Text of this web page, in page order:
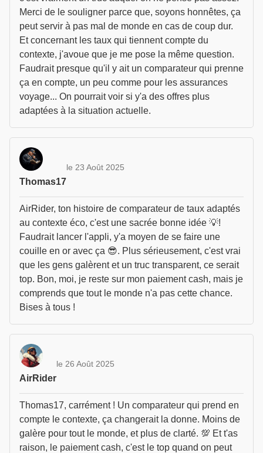
Merci de le souligner parce que, soyons honnêtes, ça
peut servir à pas mal de monde en cas de coup dur.
Et concernant les taux qui tiennent compte du
contexte, j'avoue que je me pose la même question.
Faudrait presque qu'il y ait un comparateur qui prenne
ça en compte, un peu comme pour les assurances
voyage... On pourrait voir si y'a des offres plus
adaptées à la situation actuelle.
Thomas17
le 23 Août 2025
AirRider, ton histoire de comparateur de taux adaptés
au contexte éco, c'est une sacrée bonne idée 💡!
Faudrait lancer l'appli, y'a moyen de se faire une
couille en or avec ça 😎. Plus sérieusement, c'est vrai
que les gens galèrent et un truc transparent, ce serait
top. Bon, moi, je reste sur mon paiement cash, mais je
comprends que tout le monde n'a pas cette chance.
Bises à tous !
AirRider
le 26 Août 2025
Thomas17, carrément ! Un comparateur qui prend en
compte le contexte, ça changerait la donne. Moins de
galère pour tout le monde, et plus de clarté. 💯 Et t'as
raison, le paiement cash, c'est le top quand on peut